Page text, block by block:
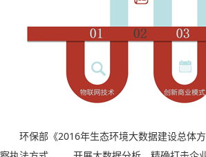
环保部《2016年生态环境大数据建设总体